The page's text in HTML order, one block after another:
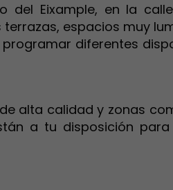
del Eixample, en la calle
espacios muy
diferentes
alta calidad y zonas
a tu disposición